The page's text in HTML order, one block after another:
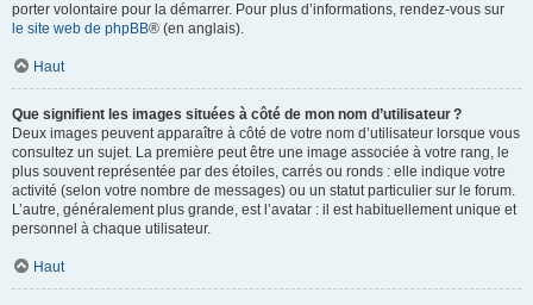
porter volontaire pour la démarrer. Pour plus d’informations, rendez-vous sur
le site web de phpBB® (en anglais).
Haut
Que signifient les images situées à côté de mon nom d’utilisateur ?
Deux images peuvent apparaître à côté de votre nom d’utilisateur lorsque vous
consultez un sujet. La première peut être une image associée à votre rang, le
plus souvent représentée par des étoiles, carrés ou ronds : elle indique votre
activité (selon votre nombre de messages) ou un statut particulier sur le forum.
L’autre, généralement plus grande, est l’avatar : il est habituellement unique et
personnel à chaque utilisateur.
Haut